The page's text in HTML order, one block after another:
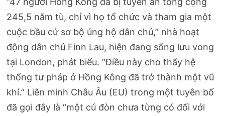
245,5 năm tù, chỉ vì họ tổ chức và tham gia một
cuộc bầu cử sơ bộ ủng hộ dân chủ,” nhà hoạt
động dân chủ Finn Lau, hiện đang sống lưu vong
tại London, phát biểu. “Điều này cho thấy hệ
thống tư pháp ở Hồng Kông đã trở thành một vũ
khí.” Liên minh Châu Âu (EU) trong một tuyên bố
đã gọi đây là “một cú đòn chưa từng có đối với